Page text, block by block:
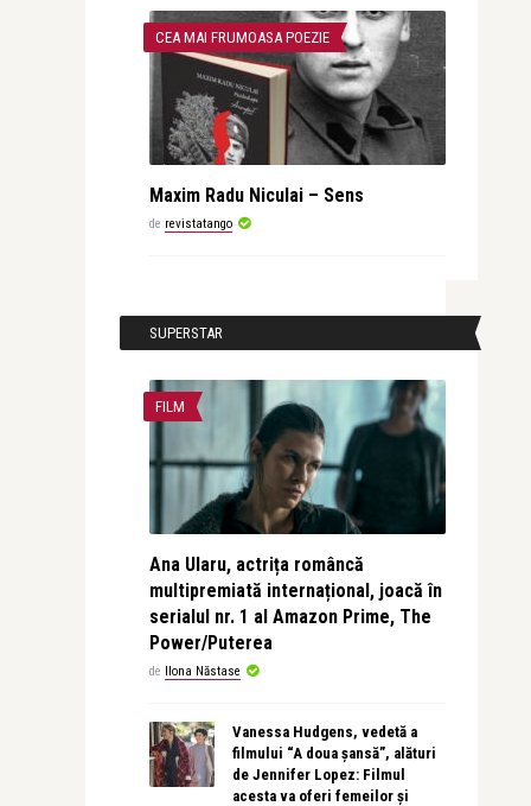
CEA MAI FRUMOASA POEZIE
Maxim Radu Niculai – Sens
de revistatango
SUPERSTAR
FILM
Ana Ularu, actrița româncă
multipremiată internațional, joacă în
serialul nr. 1 al Amazon Prime, The
Power/Puterea
de Ilona Năstase
Vanessa Hudgens, vedetă a
filmului “A doua șansă”, alături
de Jennifer Lopez: Filmul
acesta va oferi femeilor și